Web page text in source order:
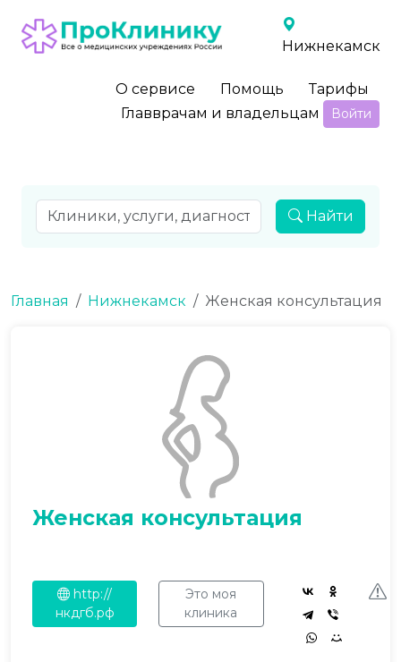
Нижнекамск
О сервисе Помощь
Тарифы
Главврачам и владельцам
Войти
Найти
Главная Нижнекамск Женская консультация
Женская консультация
http://
нкдгб.рф
Это моя
клиника